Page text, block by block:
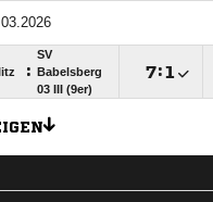
:
SV
Babelsberg
03 III (9er)
: